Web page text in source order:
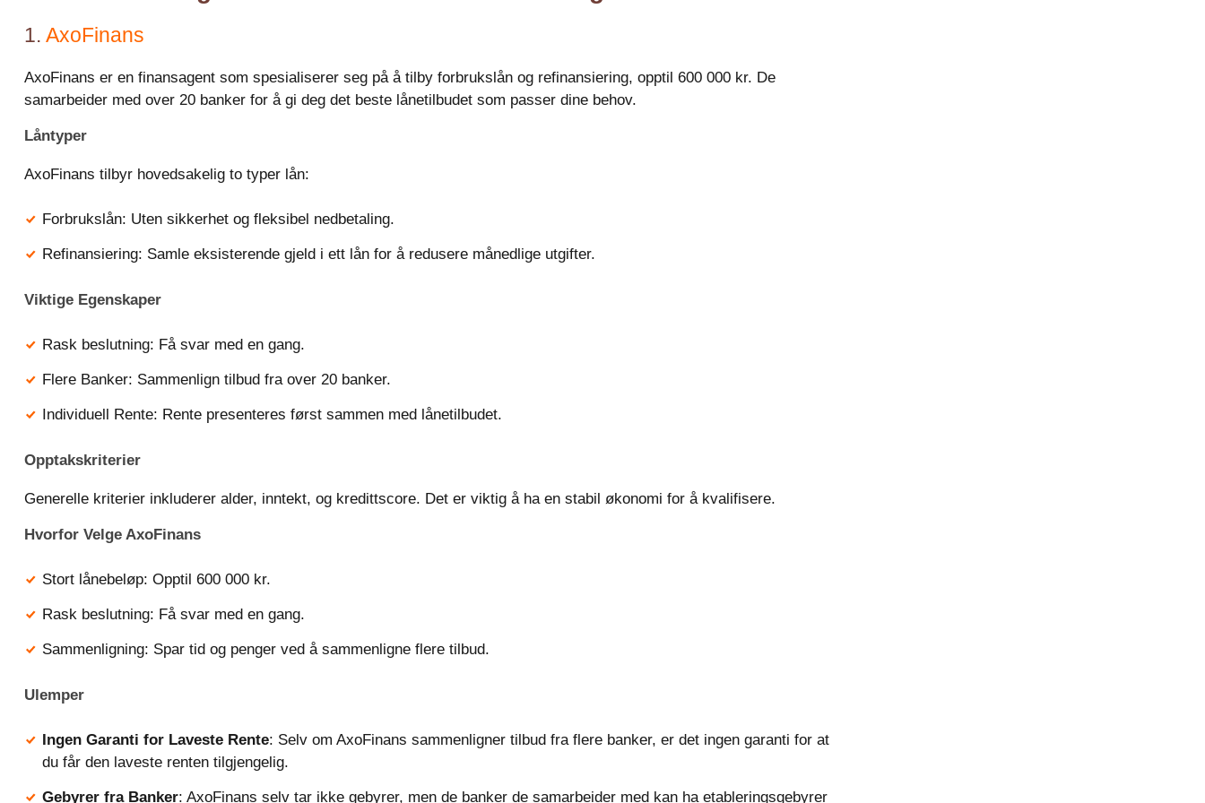
1. AxoFinans
AxoFinans er en finansagent som spesialiserer seg på å tilby forbrukslån og refinansiering, opptil 600 000 kr. De
samarbeider med over 20 banker for å gi deg det beste lånetilbudet som passer dine behov.
Låntyper
AxoFinans tilbyr hovedsakelig to typer lån:
Forbrukslån: Uten sikkerhet og fleksibel nedbetaling.
Refinansiering: Samle eksisterende gjeld i ett lån for å redusere månedlige utgifter.
Viktige Egenskaper
Rask beslutning: Få svar med en gang.
Flere Banker: Sammenlign tilbud fra over 20 banker.
Individuell Rente: Rente presenteres først sammen med lånetilbudet.
Opptakskriterier
Generelle kriterier inkluderer alder, inntekt, og kredittscore. Det er viktig å ha en stabil økonomi for å kvalifisere.
Hvorfor Velge AxoFinans
Stort lånebeløp: Opptil 600 000 kr.
Rask beslutning: Få svar med en gang.
Sammenligning: Spar tid og penger ved å sammenligne flere tilbud.
Ulemper
Ingen Garanti for Laveste Rente: Selv om AxoFinans sammenligner tilbud fra flere banker, er det ingen garanti for at
du får den laveste renten tilgjengelig.
Gebyrer fra Banker: AxoFinans selv tar ikke gebyrer, men de banker de samarbeider med kan ha etableringsgebyrer